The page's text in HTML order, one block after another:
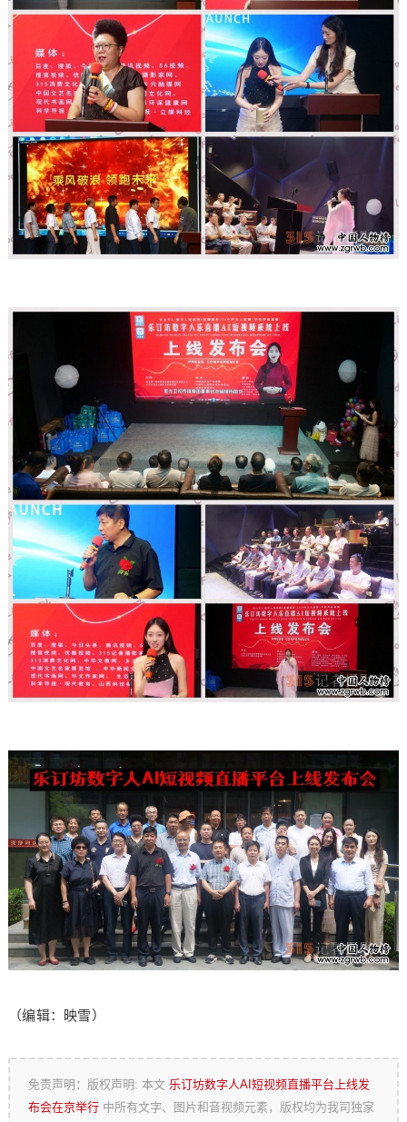
（编辑：映雪）
免责声明：版权声明: 本文乐订坊数字人AI短视频直播平台上线发
布会在京举行 中所有文字、图片和音视频元素，版权均为我司独家